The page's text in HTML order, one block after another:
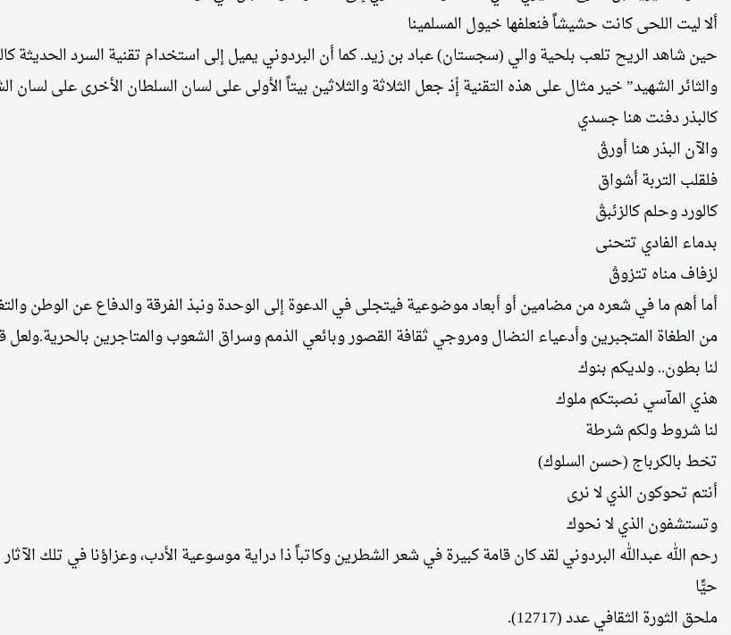
ألا ليت اللحى كانت حشيشاً فنعلفها خيول المسلمينا
حين شاهد الريح تلعب بلحية والي (سجستان) عباد بن زيد. كما أن البردوني يميل إلى استخدام تقنية السرد الحديثة
والثائر الشهيد” خير مثال على هذه التقنية إْذ جعل الثلاثة والثلاثين بيتاً الأولى على لسان السلطان الأخرى على
كالبذر دفنت هنا جسدي
والآن البذر هنا أورقْ
فلقلب التربة أشواق
كالورد وحلم كالزئبقْ
بدماء الفادي تتحنى
لزفاف مناه تتزوقْ
من الطغاة المتجبرين وأدعياء النضال ومروجي ثقافة القصور وبائعي الذمم وسراق الشعوب والمتاجرين
لنا بطون.. ولديكم بنوك
هذي المآسي نصبتكم ملوك
لنا شروط ولكم شرطة
تخط بالكرباج (حسن السلوك)
أنتم تحوكون الذي لا نرى
وتستشفون الذي لا نحوك
رحم الله عبدالله البردوني لقد كان قامة كبيرة في شعر الشطرين وكاتباً ذا دراية موسوعية الأدب، وعزاؤنا في تلك
حيًّا
ملحق الثورة الثقافي عدد (12717).